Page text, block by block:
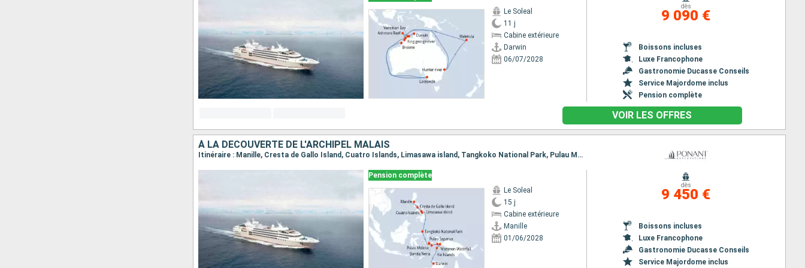
Le Soleal
11 j
Cabine extérieure
Darwin
06/07/2028
dès
9 090 €
Boissons incluses
Luxe Francophone
Gastronomie Ducasse Conseils
Service Majordome inclus
Pension complète
VOIR LES OFFRES
À LA DÉCOUVERTE DE L'ARCHIPEL MALAIS
Itinéraire : Manille, Cresta de Gallo Island, Cuatro Islands, Limasawa island, Tangkoko National Park, Pulau Molana, Pulau Saparua, Banda Neira, Mommon Waterfall, Triton Bay, Kei Islands, Darwin
Pension complète
Le Soleal
15 j
Cabine extérieure
Manille
01/06/2028
dès
9 450 €
Boissons incluses
Luxe Francophone
Gastronomie Ducasse Conseils
Service Majordome inclus